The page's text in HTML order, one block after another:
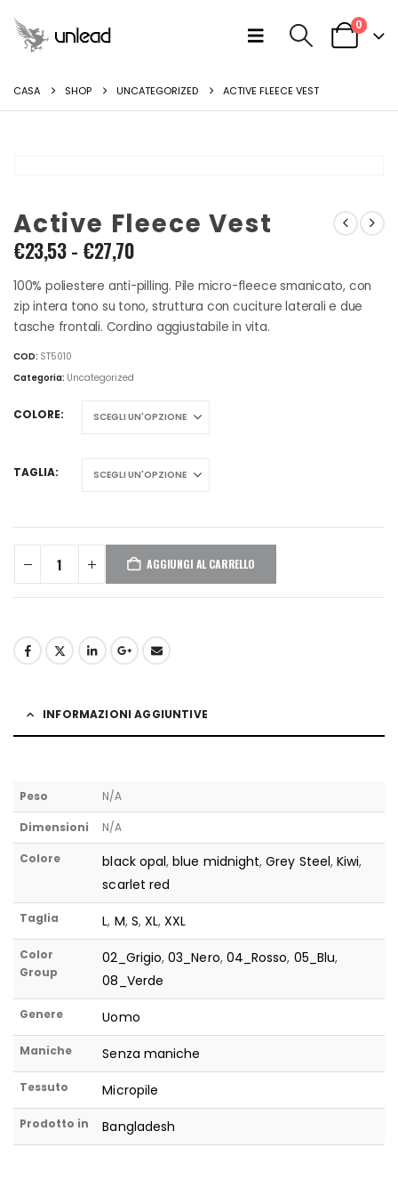
0
CASA SHOP UNCATEGORIZED ACTIVE FLEECE VEST
Active Fleece Vest
€23,53 - €27,70Fascia
prezzo:
da
€23,53
100% poliestere anti-pilling. Pile micro-fleece smanicato, con
zip intera tono su tono, struttura con cuciture laterali e due
tasche frontali. Cordino aggiustabile in vita.
COD: ST5010
Categoria: Uncategorized
COLORE
TAGLIA
AGGIUNGI AL CARRELLO
INFORMAZIONI AGGIUNTIVE
Peso N/A
Dimensioni N/A
Colore black opal,blue midnight,Grey Steel,Kiwi,
scarlet red
Taglia L, M, S,XL,XXL
Color
Group
02_Grigio,03_Nero, 04_Rosso, 05_Blu,
08_Verde
Genere Uomo
Maniche Senza maniche
Tessuto Micropile
Prodotto in Bangladesh